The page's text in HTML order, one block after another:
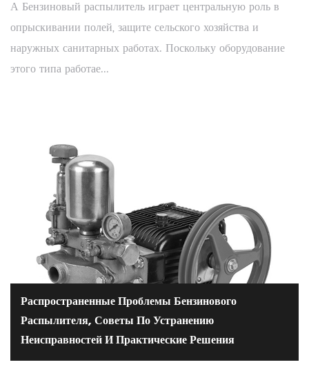
А Бензиновый распылитель играет центральную роль в
опрыскивании полей, защите сельского хозяйства и
наружных санитарных работах. Поскольку оборудование
этого типа работае...
Распространенные Проблемы Бензинового
Распылителя, Советы По Устранению
Неисправностей И Практические Решения